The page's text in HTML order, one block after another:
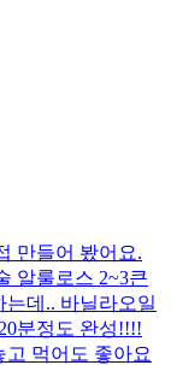
만들어 봤어요.
알룰로스 2~3큰
데.. 바닐라오일
분정도 완성!!!!
먹어도 좋아요